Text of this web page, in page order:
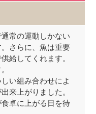
常の運動しかない
さらに、魚は重要
給してくれます。
い組み合わせによ
来上がりました。
卓に上がる日を待